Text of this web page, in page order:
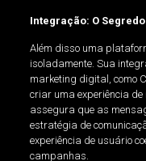
Integração: O
Além disso uma
isoladamente. Sua
marketing digital, como
criar uma experiência
assegura que as
estratégia de
experiência de usuário
campanhas.